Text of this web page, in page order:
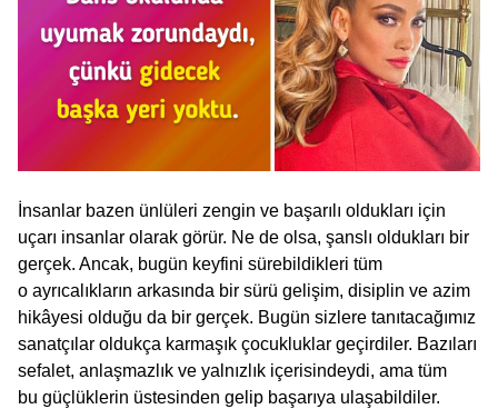
İnsanlar bazen ünlüleri zengin ve başarılı oldukları için
uçarı insanlar olarak görür. Ne de olsa, şanslı oldukları bir
gerçek. Ancak, bugün keyfini sürebildikleri tüm
o ayrıcalıkların arkasında bir sürü gelişim, disiplin ve azim
hikâyesi olduğu da bir gerçek. Bugün sizlere tanıtacağımız
sanatçılar oldukça karmaşık çocukluklar geçirdiler. Bazıları
sefalet, anlaşmazlık ve yalnızlık içerisindeydi, ama tüm
bu güçlüklerin üstesinden gelip başarıya ulaşabildiler.